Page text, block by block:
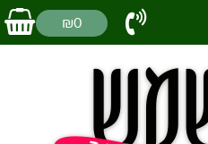
₪0